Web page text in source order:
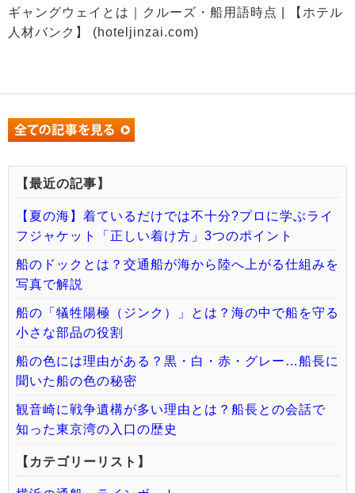
ギャングウェイとは｜クルーズ・船用語時点 | 【ホテル
人材バンク】 (hoteljinzai.com)
【最近の記事】
【夏の海】着ているだけでは不十分?プロに学ぶライ
フジャケット「正しい着け方」3つのポイント
船のドックとは？交通船が海から陸へ上がる仕組みを
写真で解説
船の「犠牲陽極（ジンク）」とは？海の中で船を守る
小さな部品の役割
船の色には理由がある？黒・白・赤・グレー…船長に
聞いた船の色の秘密
観音崎に戦争遺構が多い理由とは？船長との会話で
知った東京湾の入口の歴史
【カテゴリーリスト】